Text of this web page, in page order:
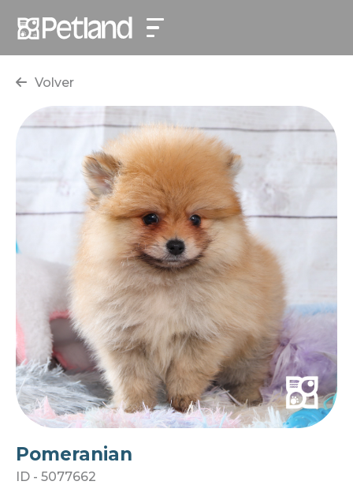
Volver
Pomeranian
ID - 5077662